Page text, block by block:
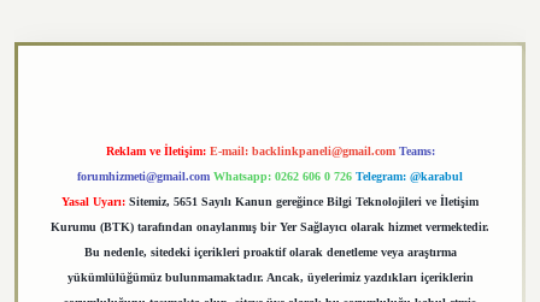
Reklam ve İletişim: E-mail: backlinkpaneli@gmail.com Teams:
forumhizmeti@gmail.com Whatsapp: 0262 606 0 726 Telegram: @karabul
Yasal Uyarı: Sitemiz, 5651 Sayılı Kanun gereğince Bilgi Teknolojileri ve İletişim
Kurumu (BTK) tarafından onaylanmış bir Yer Sağlayıcı olarak hizmet vermektedir.
Bu nedenle, sitedeki içerikleri proaktif olarak denetleme veya araştırma
yükümlülüğümüz bulunmamaktadır. Ancak, üyelerimiz yazdıkları içeriklerin